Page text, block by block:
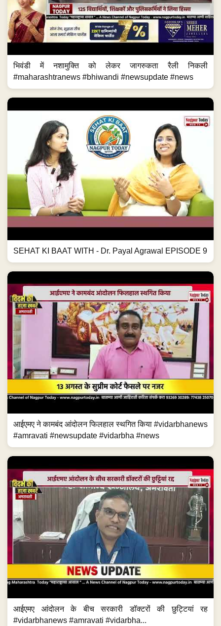
भिवंडी में नशामुक्ति को लेकर जागरुकता रैली निकली
#maharashtranews #bhiwandi #newsupdate #news
SEHAT KI BAAT WITH - Dr. Payal Agrawal EPISODE 9
आईएमए ने कामबंद आंदोलन फिलहाल स्थगित किया #vidarbhanews
#amravati #newsupdate #vidarbha #news
आईएमए आंदोलन के बीच सरकारी डॉक्टरों की छुट्टियां रह
#vidarbhanews #amravati #vidarbha...